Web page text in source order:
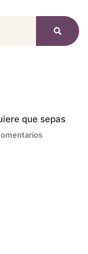
que sepas